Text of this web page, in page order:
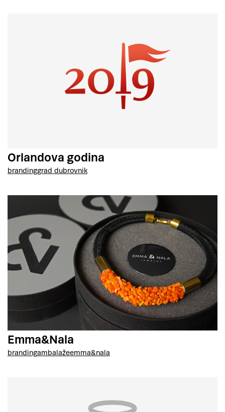
Orlandova godina
brandinggrad dubrovnik
Emma&Nala
brandingambalažeemma&nala